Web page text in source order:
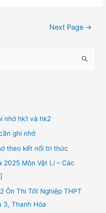
Next Page →
nhớ hk1 và hk2
ghi nhớ
theo kết nối tri thức
2025 Môn Vật Lí – Các
Ôn Thi Tốt Nghiệp THPT
3, Thanh Hóa